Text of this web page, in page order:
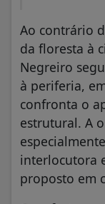
Ao contrário
da floresta à
Negreiro
à periferia,
confronta o
estrutural. A
interlocutora
proposto em